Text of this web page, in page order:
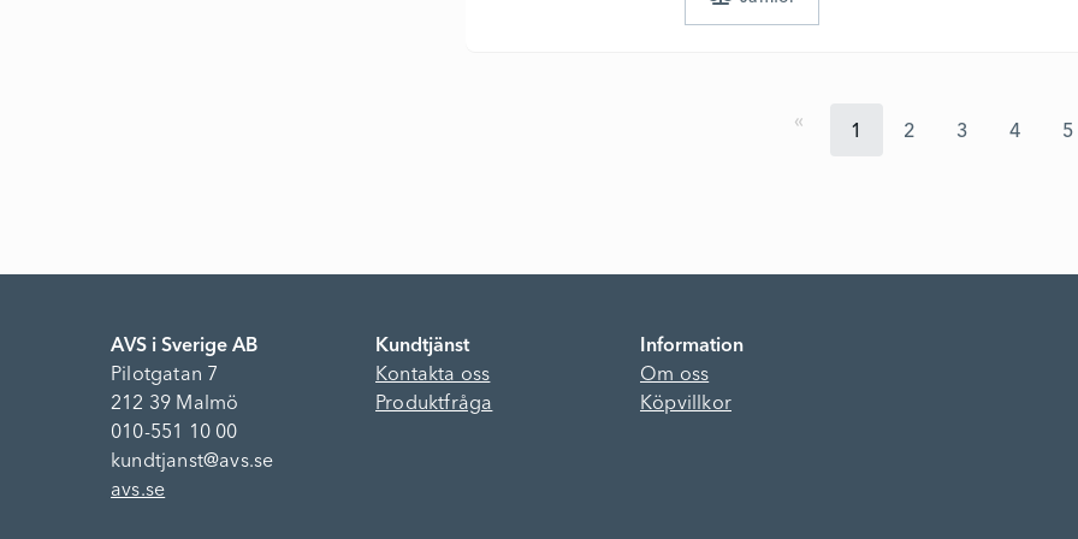
1 2 3 4 5
AVS i Sverige AB
Pilotgatan 7
212 39 Malmö
010-551 10 00
kundtjanst@avs.se
avs.se
Kundtjänst
Kontakta oss
Produktfråga
Information
Om oss
Köpvillkor